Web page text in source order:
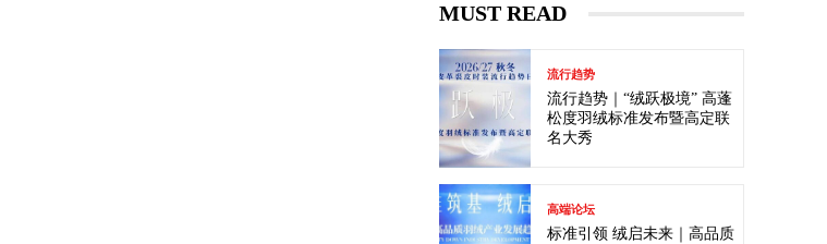
MUST READ
流行趋势
流行趋势｜“绒跃极境” 高蓬
松度羽绒标准发布暨高定联
名大秀
高端论坛
标准引领 绒启未来｜高品质